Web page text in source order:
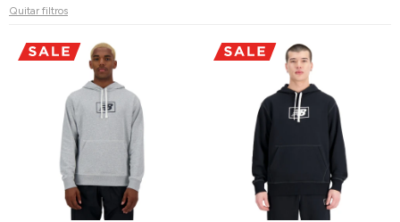
Quitar filtros
Talle